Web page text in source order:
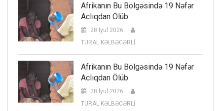
Afrikanın Bu Bölgəsində 19 Nəfər
Aclıqdan Ölüb
28 İyul 2026
TURAL KƏLBƏCƏRLİ
Afrikanın Bu Bölgəsində 19 Nəfər
Aclıqdan Ölüb
28 İyul 2026
TURAL KƏLBƏCƏRLİ